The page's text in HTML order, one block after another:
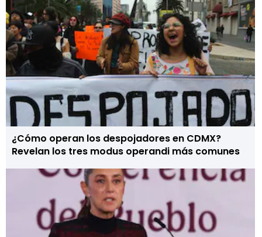
¿Cómo operan los despojadores en CDMX?
Revelan los tres modus operandi más comunes